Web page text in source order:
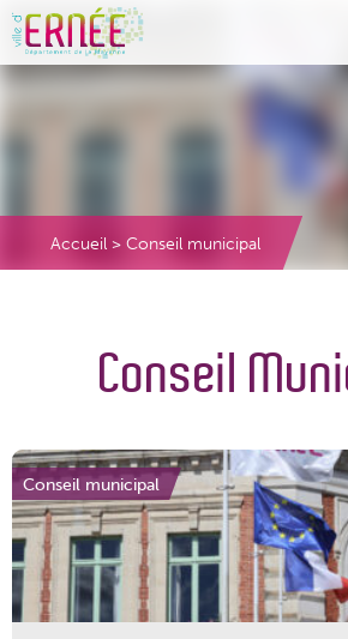
Accueil > Conseil municipal
Conseil
Conseil municipal